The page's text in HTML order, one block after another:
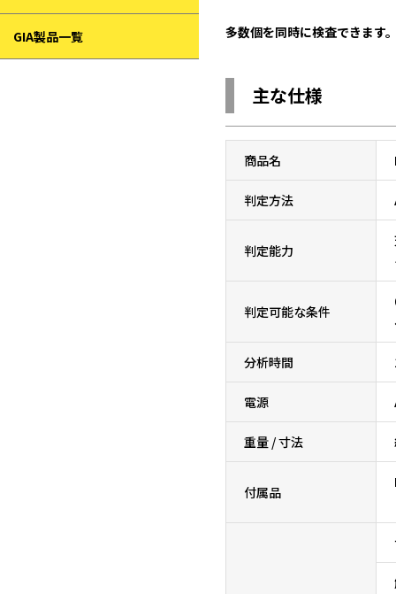
GIA製品一覧 多数個を同時に検査できます
主な仕様
商品名
判定方法
判定能力
判定可能な条件
分析時間
電源
重量 / 寸法
付属品